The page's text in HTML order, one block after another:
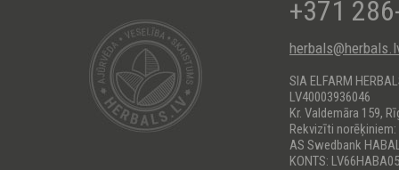
+371
SIA ELFARM
LV40003936046
Kr. Valdemāra 159,
Rekvizīti norēķiniem:
AS Swedbank
KONTS: